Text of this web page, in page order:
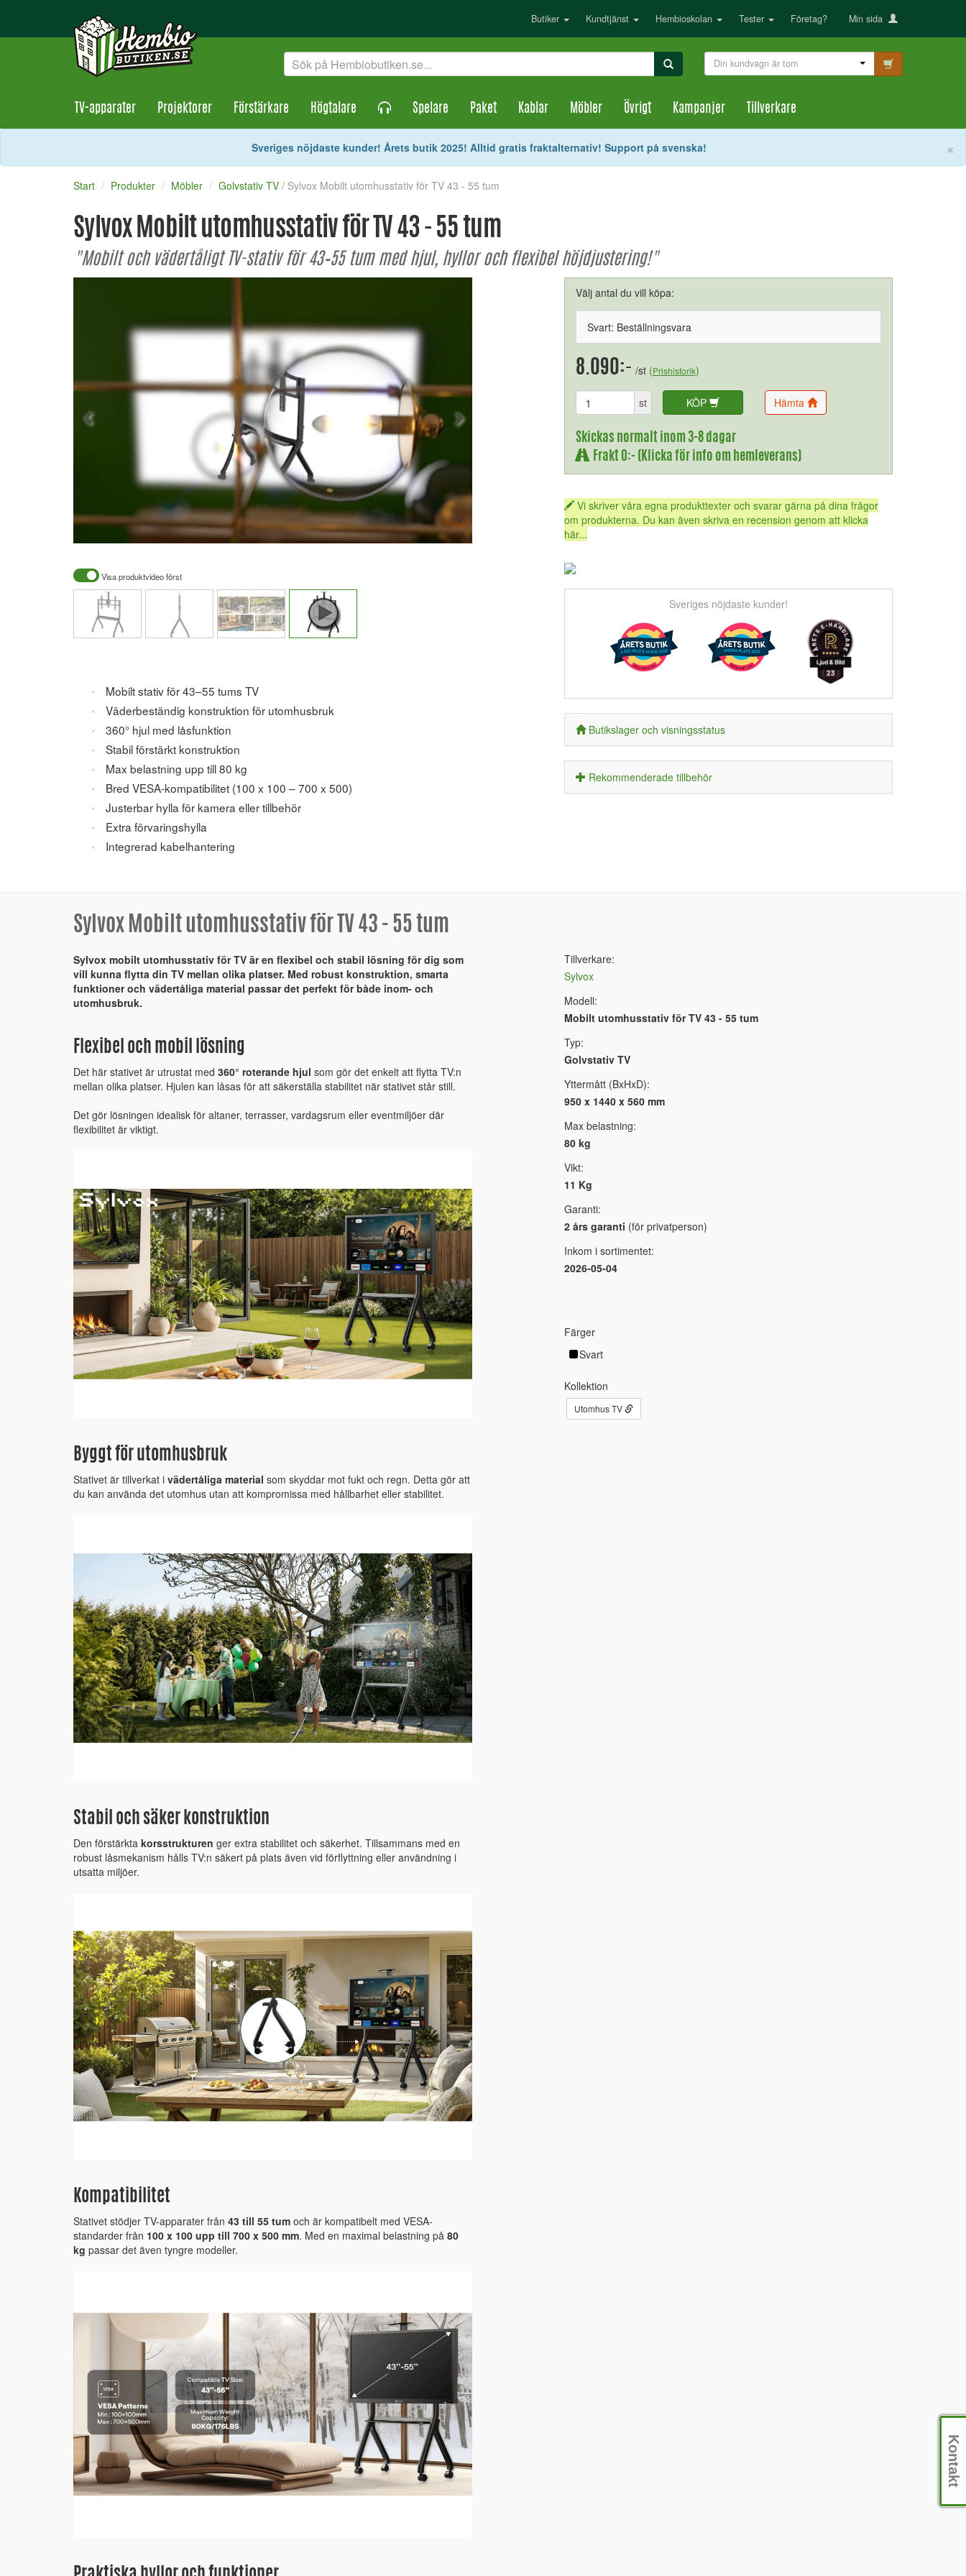
Butiker Kundtjänst Hembioskolan Tester Företag? Min sida
Din kundvagn är tom
TV-apparater Projektorer Förstärkare Högtalare Spelare Paket Kablar Möbler Övrigt Kampanjer Tillverkare
×
Sveriges nöjdaste kunder! Årets butik 2025! Alltid gratis fraktalternativ! Support på svenska!
Start Produkter Möbler Golvstativ TV / Sylvox Mobilt utomhusstativ för TV 43 - 55 tum
Sylvox Mobilt utomhusstativ för TV 43 - 55 tum
"Mobilt och vädertåligt TV-stativ för 43–55 tum med hjul, hyllor och flexibel höjdjustering!"
Visa produktvideo först
Mobilt stativ för 43–55 tums TV
Väderbeständig konstruktion för utomhusbruk
360° hjul med låsfunktion
Stabil förstärkt konstruktion
Max belastning upp till 80 kg
Bred VESA-kompatibilitet (100 x 100 – 700 x 500)
Justerbar hylla för kamera eller tillbehör
Extra förvaringshylla
Integrerad kabelhantering
Välj antal du vill köpa:
Svart: Beställningsvara
8.090:- /st (Prishistorik)
st KÖP Hämta
Skickas normalt inom 3-8 dagar
Frakt 0:- (Klicka för info om hemleverans)
Vi skriver våra egna produkttexter och svarar gärna på dina frågor
om produkterna. Du kan även skriva en recension genom att klicka
här...
Sveriges nöjdaste kunder!
Butikslager och visningsstatus
Rekommenderade tillbehör
Sylvox Mobilt utomhusstativ för TV 43 - 55 tum
Sylvox mobilt utomhusstativ för TV är en flexibel och stabil lösning för dig som
vill kunna flytta din TV mellan olika platser. Med robust konstruktion, smarta
funktioner och vädertåliga material passar det perfekt för både inom- och
utomhusbruk.
Flexibel och mobil lösning
Det här stativet är utrustat med 360° roterande hjul som gör det enkelt att flytta TV:n
mellan olika platser. Hjulen kan låsas för att säkerställa stabilitet när stativet står still.
Det gör lösningen idealisk för altaner, terrasser, vardagsrum eller eventmiljöer där
flexibilitet är viktigt.
Byggt för utomhusbruk
Stativet är tillverkat i vädertåliga material som skyddar mot fukt och regn. Detta gör att
du kan använda det utomhus utan att kompromissa med hållbarhet eller stabilitet.
Stabil och säker konstruktion
Den förstärkta korsstrukturen ger extra stabilitet och säkerhet. Tillsammans med en
robust låsmekanism hålls TV:n säkert på plats även vid förflyttning eller användning i
utsatta miljöer.
Kompatibilitet
Stativet stödjer TV-apparater från 43 till 55 tum och är kompatibelt med VESA-
standarder från 100 x 100 upp till 700 x 500 mm. Med en maximal belastning på 80
kg passar det även tyngre modeller.
Tillverkare:
Sylvox
Modell:
Mobilt utomhusstativ för TV 43 - 55 tum
Typ:
Golvstativ TV
Yttermått (BxHxD):
950 x 1440 x 560 mm
Max belastning:
80 kg
Vikt:
11 Kg
Garanti:
2 års garanti (för privatperson)
Inkom i sortimentet:
2026-05-04
Färger
Svart
Kollektion
Utomhus TV
Kontakt